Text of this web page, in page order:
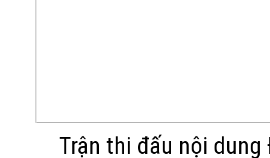
Trận thi đấu nội dung